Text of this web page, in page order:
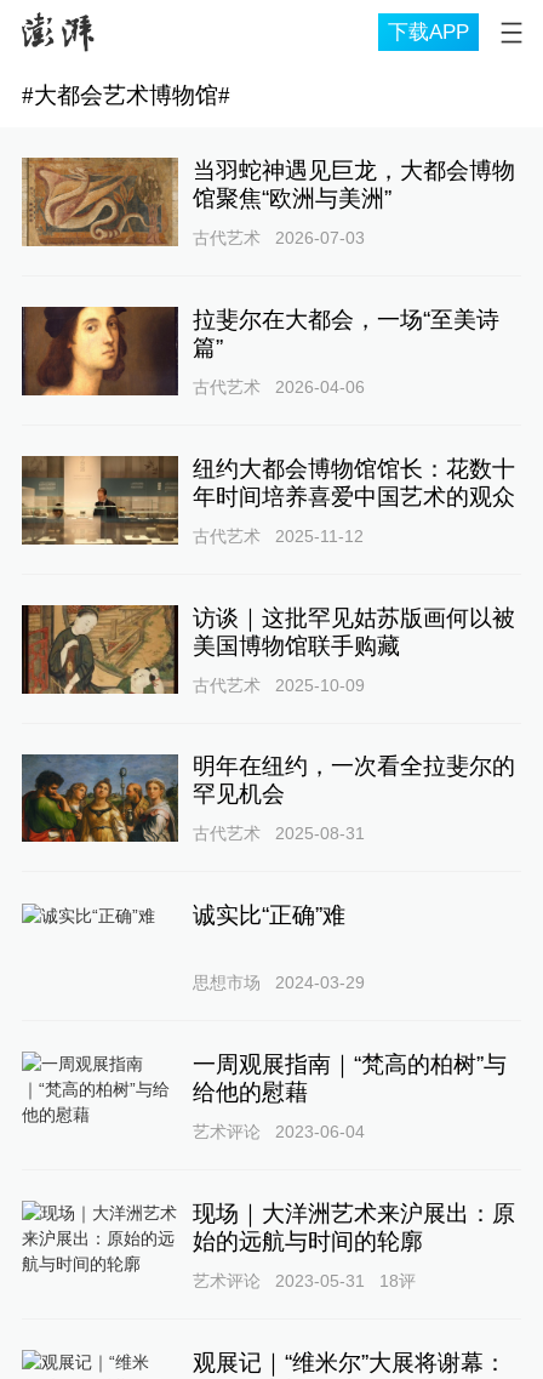
下载APP
#大都会艺术博物馆#
当羽蛇神遇见巨龙，大都会博物
馆聚焦“欧洲与美洲”
古代艺术 2026-07-03
拉斐尔在大都会，一场“至美诗
篇”
古代艺术 2026-04-06
纽约大都会博物馆馆长：花数十
年时间培养喜爱中国艺术的观众
古代艺术 2025-11-12
访谈｜这批罕见姑苏版画何以被
美国博物馆联手购藏
古代艺术 2025-10-09
明年在纽约，一次看全拉斐尔的
罕见机会
古代艺术 2025-08-31
诚实比“正确”难
思想市场 2024-03-29
一周观展指南｜“梵高的柏树”与
给他的慰藉
艺术评论 2023-06-04
现场｜大洋洲艺术来沪展出：原
始的远航与时间的轮廓
艺术评论 2023-05-31 18评
观展记｜“维米尔”大展将谢幕：